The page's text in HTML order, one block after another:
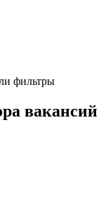
фильтры
вакансий